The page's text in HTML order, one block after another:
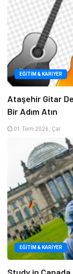
EĞITIM & KARIYER
Ataşehir Gitar
Bir Adım Atın
01 Tem 2026, Çar
EĞITIM & KARIYER